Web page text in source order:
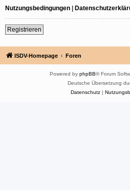
Nutzungsbedingungen |
Registrieren
ISDV-Homepage Foren
Powered by phpBB® Forum
Deutsche Übersetzung
Datenschutz|